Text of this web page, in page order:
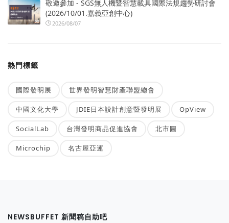
敬邀參加 - SGS無人機暨智慧載具國際法規趨勢研討會
(2026/10/01.嘉義亞創中心)
2026/08/07
熱門標籤
國際發明展 世界發明智慧財產聯盟總會
中國文化大學 JDIE日本設計創意暨發明展 OpView
SocialLab 台灣發明商品促進協會 北市圖
Microchip 名古屋亞運
NEWSBUFFET 新聞稿自助吧